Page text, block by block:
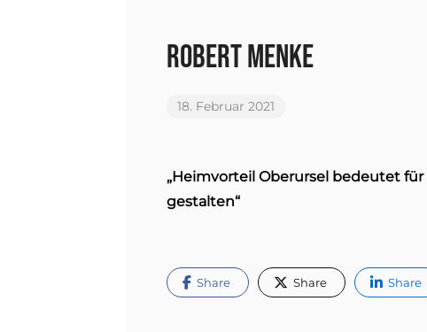
Robert Menke
18. Februar 2021
„Heimvorteil Oberursel bedeutet
gestalten“
Share Share Share